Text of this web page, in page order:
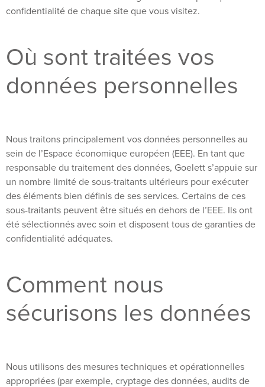
confidentialité de chaque site que vous visitez.
Où sont traitées vos
données personnelles
Nous traitons principalement vos données personnelles au
sein de l’Espace économique européen (EEE). En tant que
responsable du traitement des données, Goelett s’appuie sur
un nombre limité de sous-traitants ultérieurs pour exécuter
des éléments bien définis de ses services. Certains de ces
sous-traitants peuvent être situés en dehors de l’EEE. Ils ont
été sélectionnés avec soin et disposent tous de garanties de
confidentialité adéquates.
Comment nous
sécurisons les données
Nous utilisons des mesures techniques et opérationnelles
appropriées (par exemple, cryptage des données, audits de